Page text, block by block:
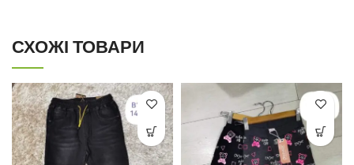
СХОЖІ ТОВАРИ